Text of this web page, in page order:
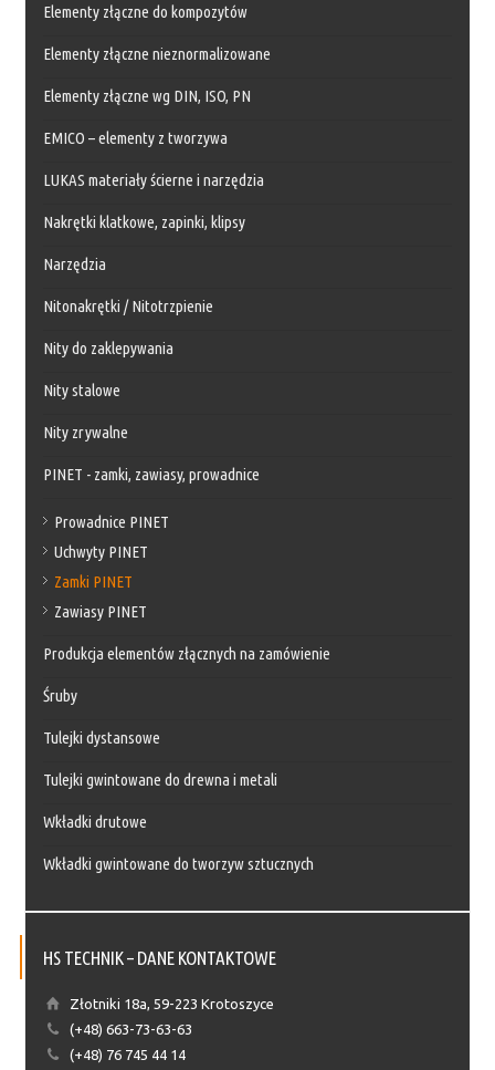
Elementy złączne do kompozytów
Elementy złączne nieznormalizowane
Elementy złączne wg DIN, ISO, PN
EMICO – elementy z tworzywa
LUKAS materiały ścierne i narzędzia
Nakrętki klatkowe, zapinki, klipsy
Narzędzia
Nitonakrętki / Nitotrzpienie
Nity do zaklepywania
Nity stalowe
Nity zrywalne
PINET - zamki, zawiasy, prowadnice
Prowadnice PINET
Uchwyty PINET
Zamki PINET
Zawiasy PINET
Produkcja elementów złącznych na zamówienie
Śruby
Tulejki dystansowe
Tulejki gwintowane do drewna i metali
Wkładki drutowe
Wkładki gwintowane do tworzyw sztucznych
HS TECHNIK – DANE KONTAKTOWE
Złotniki 18a, 59-223 Krotoszyce
(+48) 663-73-63-63
(+48) 76 745 44 14